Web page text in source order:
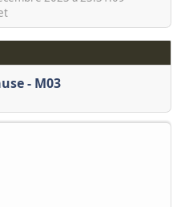
- M03